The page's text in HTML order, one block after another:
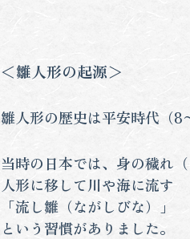
＜雛人形の起源＞
雛人形の歴史は平安時代（8
当時の日本では、身の穢れ
人形に移して川や海に流す
「流し雛（ながしびな）」
という習慣がありました。